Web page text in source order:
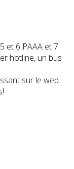
et 6 PAAA et 7
hotline, un bus
sur le web.